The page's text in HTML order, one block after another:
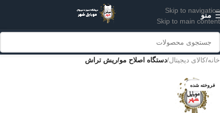
Skip to navigation
Skip to main content
منو
خانه کالای دیجیتال دستگاه اصلاح مو/ریش تراش
فروخته شده